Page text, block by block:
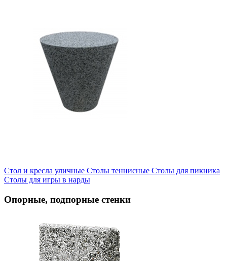
Стол и кресла уличные Cтолы теннисные Столы для пикника
Столы для игры в нарды
Опорные, подпорные стенки